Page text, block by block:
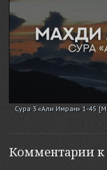
Сура 3 «Али Имран» 1-45
Комментарии к